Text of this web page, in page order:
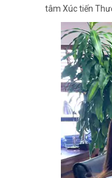
Hai bên thống
ngành Nước
Kỳ vọng triển
Cũng trong
tâm Xúc tiến